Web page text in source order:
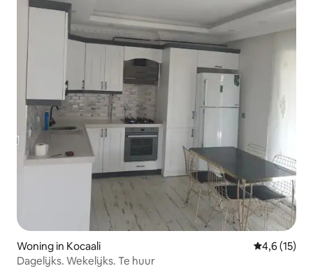
Woning in Kocaali
4,6 (15)
Dagelijks. Wekelijks. Te huur